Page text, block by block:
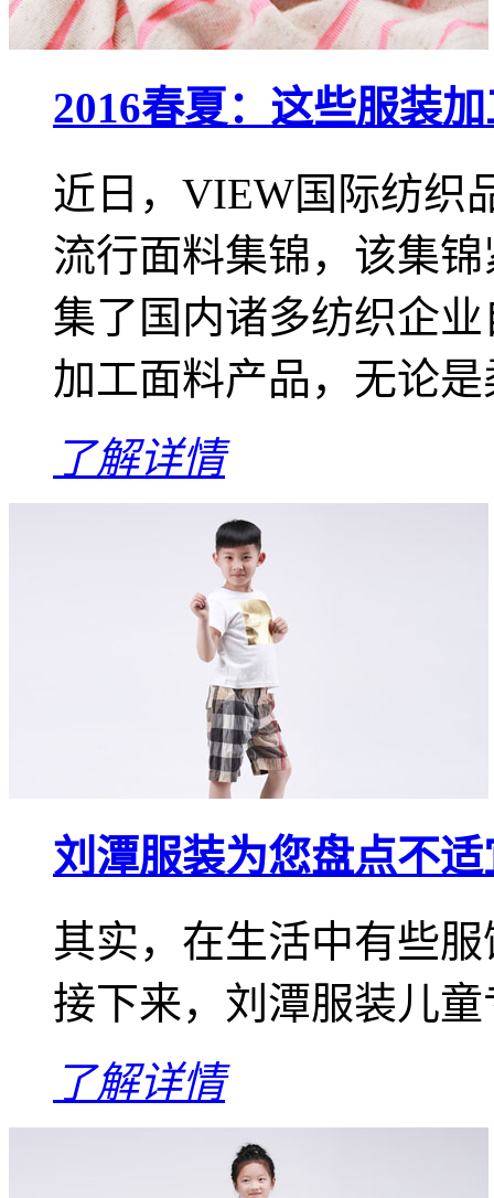
2016春夏：这些服装
近日，VIEW国际纺织
流行面料集锦，该集
集了国内诸多纺织企
加工面料产品，无论
了解详情
刘潭服装为您盘点不
其实，在生活中有些
接下来，刘潭服装儿
了解详情